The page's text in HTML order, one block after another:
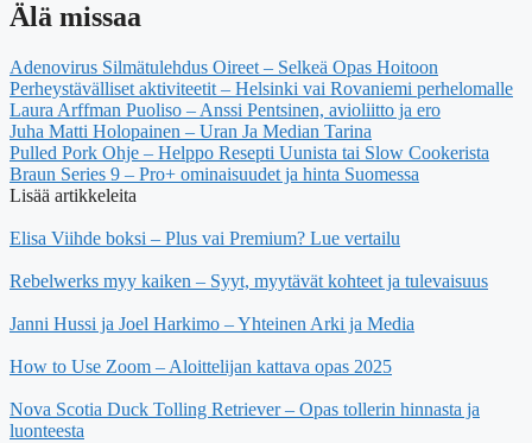
Älä missaa
Adenovirus Silmätulehdus Oireet – Selkeä Opas Hoitoon
Perheystävälliset aktiviteetit – Helsinki vai Rovaniemi perhelomalle
Laura Arffman Puoliso – Anssi Pentsinen, avioliitto ja ero
Juha Matti Holopainen – Uran Ja Median Tarina
Pulled Pork Ohje – Helppo Resepti Uunista tai Slow Cookerista
Braun Series 9 – Pro+ ominaisuudet ja hinta Suomessa
Lisää artikkeleita
Elisa Viihde boksi – Plus vai Premium? Lue vertailu
Rebelwerks myy kaiken – Syyt, myytävät kohteet ja tulevaisuus
Janni Hussi ja Joel Harkimo – Yhteinen Arki ja Media
How to Use Zoom – Aloittelijan kattava opas 2025
Nova Scotia Duck Tolling Retriever – Opas tollerin hinnasta ja
luonteesta